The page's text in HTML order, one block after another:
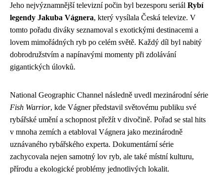
Jeho nejvýznamnější televizní počin byl bezesporu seriál Rybí
legendy Jakuba Vágnera, který vysílala Česká televize. V
tomto pořadu diváky seznamoval s exotickými destinacemi a
lovem mimořádných ryb po celém světě. Každý díl byl nabitý
dobrodružstvím a napínavými momenty při zdolávání
gigantických úlovků.
National Geographic Channel následně uvedl mezinárodní série
Fish Warrior, kde Vágner představil světovému publiku své
rybářské umění a schopnost přežít v divočině. Pořad se stal hits
v mnoha zemích a etabloval Vágnera jako mezinárodně
uznávaného rybářského experta. Dokumentární série
zachycovala nejen samotný lov ryb, ale také místní kulturu,
přírodu a ekologické problémy jednotlivých lokalit.